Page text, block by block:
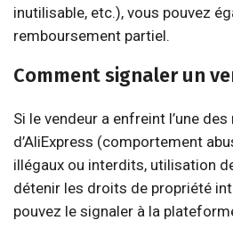
inutilisable, etc.), vous pouvez
remboursement partiel.
Comment signaler un
Si le vendeur a enfreint l’une
d’AliExpress (comportement
illégaux ou interdits, utilisation
détenir les droits de propriété
pouvez le signaler à la